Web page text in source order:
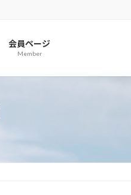
会員ページ
Member